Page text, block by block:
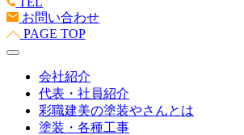
お問い合わせ
PAGE TOP
会社紹介
代表・社員紹介
彩職建美の塗装やさんとは
塗装・各種工事